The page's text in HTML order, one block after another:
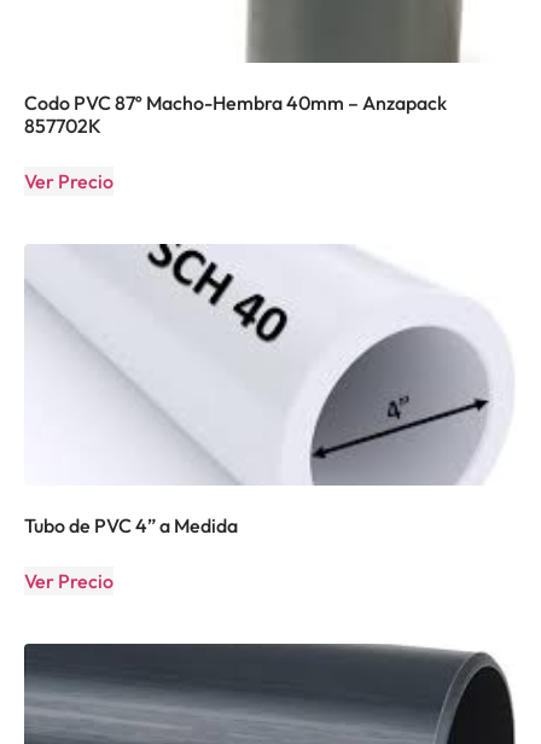
Codo PVC 87º Macho-Hembra 40mm – Anzapack
857702K
Ver Precio
Tubo de PVC 4” a Medida
Ver Precio